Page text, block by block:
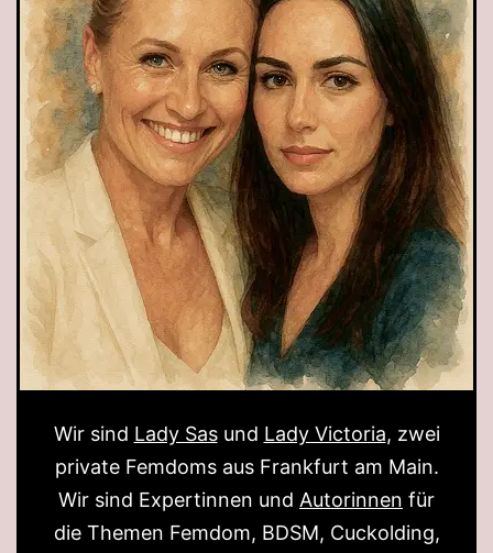
Wir sind Lady Sasund Lady Victoria, zwei
private Femdoms aus Frankfurt am Main.
Wir sind Expertinnen und Autorinnen für
die Themen Femdom, BDSM, Cuckolding,